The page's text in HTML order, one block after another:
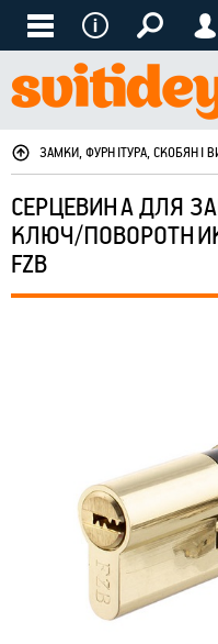
ЗАМКИ, ФУРНІТУРА, СКОБЯНІ
СЕРЦЕВИНА ДЛЯ
КЛЮЧ/
FZB